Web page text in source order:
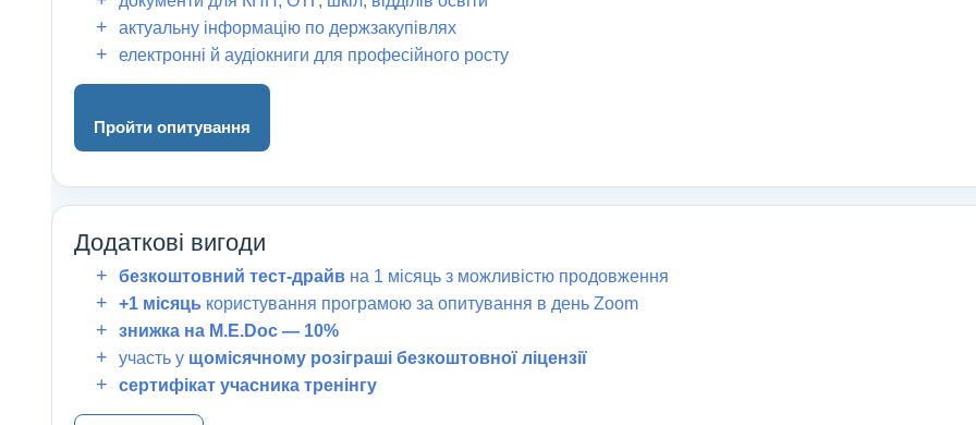
актуальну інформацію по держзакупівлях
електронні й аудіокниги для професійного росту
Пройти опитування
Додаткові вигоди
безкоштовний тест-драйв на 1 місяць з можливістю продовження
+1 місяць користування програмою за опитування в день Zoom
знижка на M.E.Doc — 10%
участь у щомісячному розіграші безкоштовної ліцензії
сертифікат учасника тренінгу